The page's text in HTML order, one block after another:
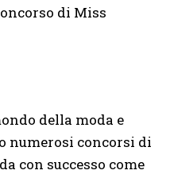
di Miss
della moda e
numerosi concorsi di
con successo come